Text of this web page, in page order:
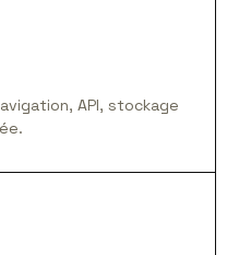
API, stockage